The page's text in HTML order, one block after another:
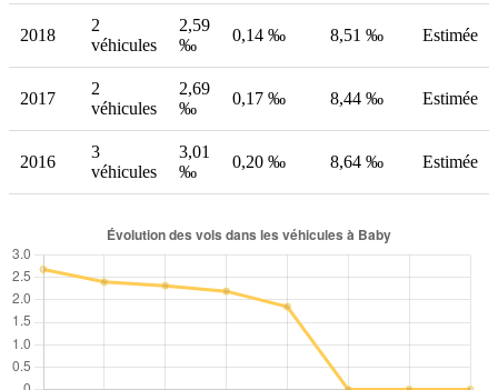
2018
2
véhicules
2,59
‰
0,14 ‰ 8,51 ‰ Estimée
2017
2
véhicules
2,69
‰
0,17 ‰ 8,44 ‰ Estimée
2016
3
véhicules
3,01
‰
0,20 ‰ 8,64 ‰ Estimée